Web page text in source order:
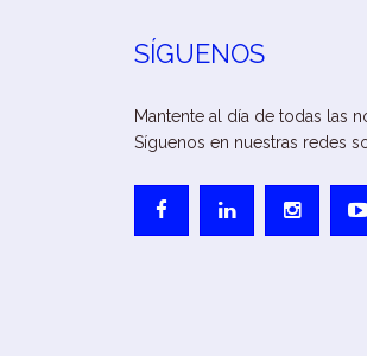
SÍGUENOS
Mantente al día de todas las
Síguenos en nuestras redes